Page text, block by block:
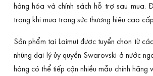
hàng hóa và chính sách hỗ trợ sau mua.
trọng khi mua trang sức thương hiệu cao
Sản phẩm tại Laimut được tuyển chọn từ
những đại lý ủy quyền Swarovski ở nước
hàng có thể tiếp cận nhiều mẫu chính hãng